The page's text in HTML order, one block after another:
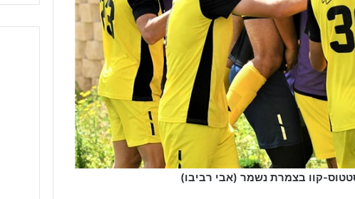
קוו בצמרת נשמר (אבי רביבו)